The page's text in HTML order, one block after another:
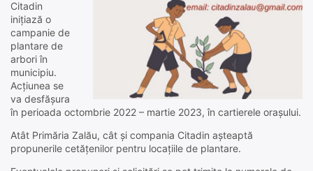
Citadin
inițiază o
campanie de
plantare de
arbori în
municipiu.
Acțiunea se
va desfășura
în perioada octombrie 2022 – martie 2023, în cartierele orașului.
Atât Primăria Zalău, cât și compania Citadin așteaptă
propunerile cetățenilor pentru locațiile de plantare.